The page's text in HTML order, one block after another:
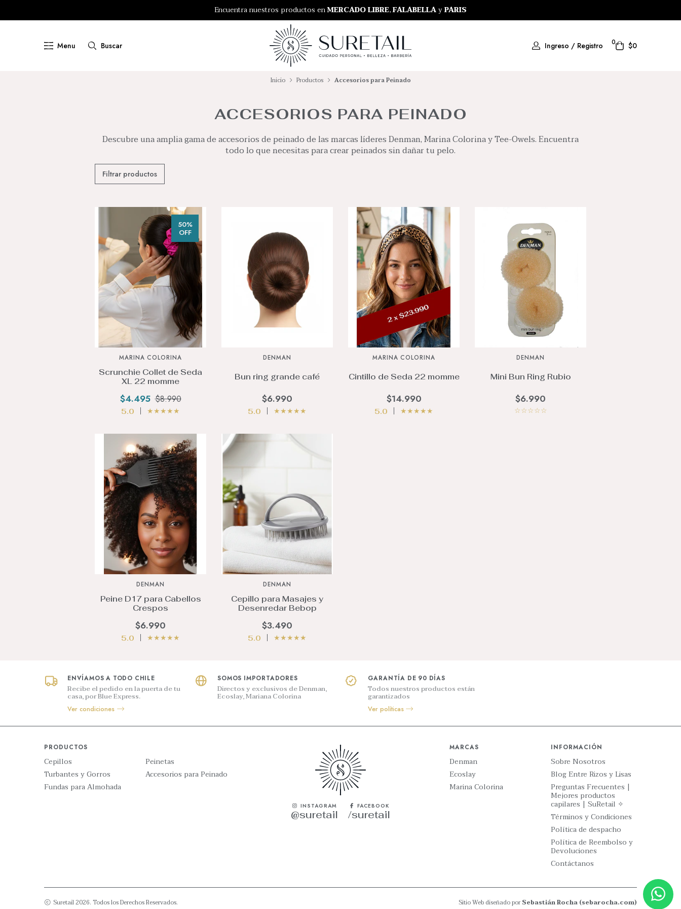
Menu Buscar Ingreso / Registro 0 $0
Encuentra nuestros productos enMERCADO LIBRE,FALABELLAyPARIS
RETIRO GRATIS EN NUESTRA TIENDA
Inicio Productos Accesorios para Peinado
ACCESORIOS PARA PEINADO
Descubre una amplia gama de accesorios de peinado de las marcas líderes Denman, Marina Colorina y Tee-Owels. Encuentra
todo lo que necesitas para crear peinados sin dañar tu pelo.
Filtrar productos
50%
OFF
MARINA COLORINA
Scrunchie Collet de Seda
XL 22 momme
$4.495 $8.990
5.0 ★★★★★
DENMAN
Bun ring grande café
$6.990
5.0 ★★★★★
MARINA COLORINA
Cintillo de Seda 22 momme
$14.990
5.0 ★★★★★
DENMAN
Mini Bun Ring Rubio
$6.990
☆☆☆☆☆
DENMAN
Peine D17 para Cabellos
Crespos
$6.990
5.0 ★★★★★
DENMAN
Cepillo para Masajes y
Desenredar Bebop
$3.490
5.0 ★★★★★
ENVÍAMOS A TODO CHILE
Recibe el pedido en la puerta de tu
casa, por Blue Express.
Ver condiciones
SOMOS IMPORTADORES
Directos y exclusivos de Denman,
Ecoslay, Mariana Colorina
GARANTÍA DE 90 DÍAS
Todos nuestros productos están
garantizados
Ver políticas
INSTAGRAM
@suretail
FACEBOOK
/suretail
PRODUCTOS
Cepillos
Turbantes y Gorros
Fundas para Almohada
Peinetas
Accesorios para Peinado
MARCAS
Denman
Ecoslay
Marina Colorina
INFORMACIÓN
Sobre Nosotros
Blog Entre Rizos y Lisas
Preguntas Frecuentes |
Mejores productos
capilares | SuRetail ✧
Términos y Condiciones
Política de despacho
Política de Reembolso y
Devoluciones
Contáctanos
Suretail 2026. Todos los Derechos Reservados. Sitio Web diseñado por Sebastián Rocha (sebarocha.com)